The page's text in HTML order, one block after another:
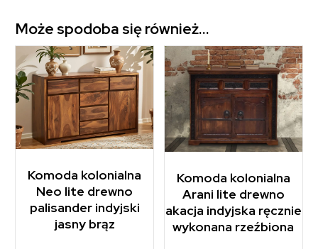
Może spodoba się również…
Komoda kolonialna
Neo lite drewno
palisander indyjski
jasny brąz
Komoda kolonialna
Arani lite drewno
akacja indyjska ręcznie
wykonana rzeźbiona